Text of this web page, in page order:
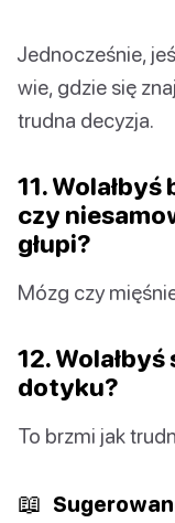
Jednocześnie,
wie, gdzie się
trudna decyzja.
11.
czy
głupi?
Mózg czy
12.
dotyku?
To brzmi jak
📖